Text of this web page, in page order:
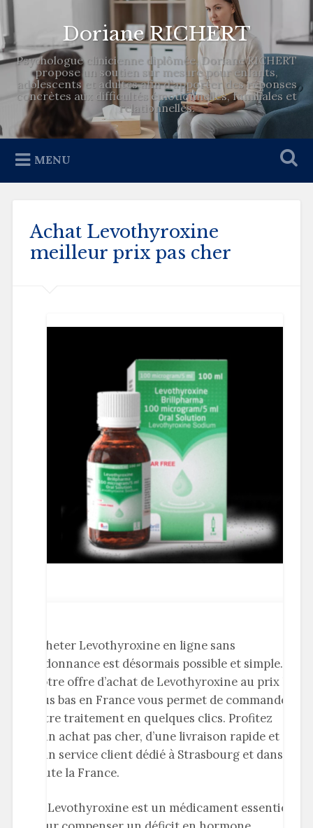
Doriane RICHERT
Psychologue clinicienne diplômée, Doriane RICHERT
propose un soutien sur mesure pour enfants,
adolescents et adultes afin d’apporter des réponses
concrètes aux difficultés émotionnelles, familiales et
relationnelles.
MENU
Achat Levothyroxine
meilleur prix pas cher
Acheter Levothyroxine en ligne sans
ordonnance est désormais possible et simple.
Notre offre d’achat de Levothyroxine au prix le
plus bas en France vous permet de commander
votre traitement en quelques clics. Profitez
d’un achat pas cher, d’une livraison rapide et
d’un service client dédié à Strasbourg et dans
toute la France.
La Levothyroxine est un médicament essentiel